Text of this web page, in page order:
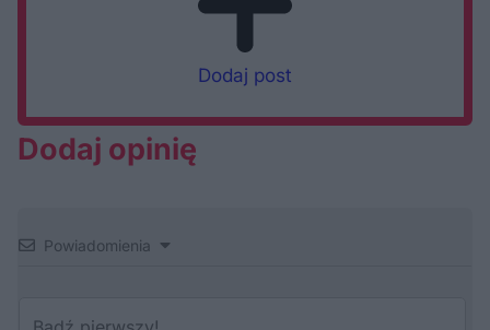
Dodaj post
Dodaj opinię
Powiadomienia